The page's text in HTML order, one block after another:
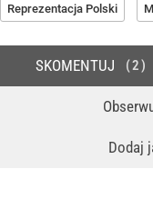
Reprezentacja Polski
Dodaj
SKOMENTUJ 2